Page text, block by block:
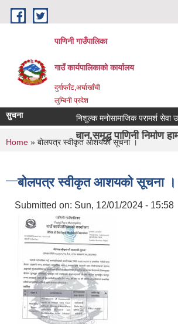
Skip to main content
पाणिनी गाउँपालिका
गाउँ कार्यपालिकाको कार्यालय
दुर्गाफाँट,अर्घाखाँची
लुम्बिनी प्रदेश
पाणिनी निर्माण हाम्रो अभीयान"।
सुचना निशुल्क मनोसामाजिक परामर्श सेवा
You are here
Home » बोलपत्र स्वीकृत आशयको सूचना ।
बोलपत्र स्वीकृत आशयको सूचना ।
Submitted on: Sun, 12/01/2024 - 15:58